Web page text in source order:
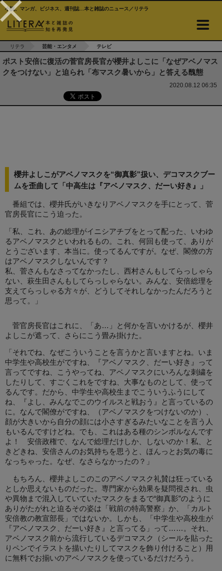
小説、マンガ、ビジネス、週刊誌…本と雑誌のニュース／リテラ
リテラ 芸能・エンタメ テレビ
ポスト安倍に復活の菅官房長官が櫻井よしこに「なぜアベノマス
クをつけない」と迫られ「布マスク暑いから」と答える醜態
2020.08.12 06:35
櫻井よしこがアベノマスクを“御真影”扱い、デコマスクブー
ムを歪曲して「中高生は『アベノマスク、だーい好き』」
番組では、櫻井氏がいきなりアベノマスクを手にとって、菅
官房長官にこう迫った。
「私、これ、あの総理がイニシアチブをとって配った、いわゆ
るアベノマスクといわれるもの。これ、何回も使って、ありが
とうございます、本当に。使ってるんですが。なぜ、閣僚の方
はアベノマスクしないんです？
私、菅さんもなさってなかったし、西村さんもしてらっしゃら
ない、萩生田さんもしてらっしゃらない。みんな、安倍総理を
支えてらっしゃる方々が、どうしてそれしなかったんだろうと
思って。」
菅官房長官はこれに、「あ…」と何かを言いかけるが、櫻井
よしこが遮って、さらにこう畳み掛けた。
「それでね、なぜこういうことを言うかと言いますとね。いま
中学生や高校生がですね、『アベノマスク、だーい好き』って
言ってですね、こうやってね、アベノマスクにいろんな刺繍を
したりして、すごくこれをですね、大事なものとして、使って
るんです。だから、中学生や高校生までこういうふうにして
ね、『よし、みんなでこのウイルスと戦おう』と言っているの
に。なんで閣僚がですね、（アベノマスクをつけないのか）、
顔が大きいから自分の顔には小さすぎるみたいなことを言う人
もいるんですけどね。でも、これはある種のシンボルなんです
よ！ 安倍政権で、なんで総理だけしか、しないのか！私、と
きどきね、安倍さんのお気持ちを思うと、ほんっとお気の毒に
なっちゃった。なぜ、なさらなかったの？」
もちろん、櫻井よしこのこのアベノマスク礼賛は狂っている
としか思えないものだった。専門家から効果を疑問視され、虫
や異物まで混入していていたマスクをまるで“御真影”のように
ありがたがれと迫るその姿は「戦前の特高警察」か、「カルト
安倍教の教宣部長」ではないか。しかも、「中学生や高校生が
『アベノマスク、だーい好き』と言ってる」って……。それ、
アベノマスク前から流行しているデコマスク（シールを貼った
りペンでイラストを描いたりしてマスクを飾り付けること）用
に無料でお揃いのアベノマスクを使っているだけだろう。